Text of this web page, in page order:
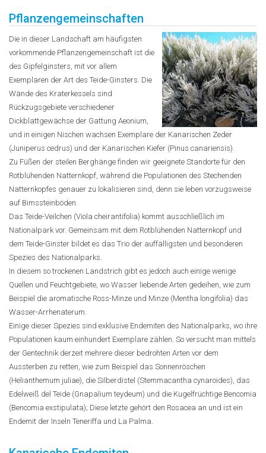
Pflanzengemeinschaften
Die in dieser Landschaft am häufigsten
vorkommende Pflanzengemeinschaft ist die
des Gipfelginsters, mit vor allem
Exemplaren der Art des Teide-Ginsters. Die
Wände des Kraterkessels sind
Rückzugsgebiete verschiedener
Dickblattgewächse der Gattung Aeonium,
und in einigen Nischen wachsen Exemplare der Kanarischen Zeder
(Juniperus cedrus) und der Kanarischen Kiefer (Pinus canariensis).
Zu Füßen der steilen Berghänge finden wir geeignete Standorte für den
Rotblühenden Natternkopf, während die Populationen des Stechenden
Natternkopfes genauer zu lokalisieren sind, denn sie leben vorzugsweise
auf Bimssteinböden.
Das Teide-Veilchen (Viola cheirantifolia) kommt ausschließlich im
Nationalpark vor. Gemeinsam mit dem Rotblühenden Natternkopf und
dem Teide-Ginster bildet es das Trio der auffälligsten und besonderen
Spezies des Nationalparks.
In diesem so trockenen Landstrich gibt es jedoch auch einige wenige
Quellen und Feuchtgebiete, wo Wasser liebende Arten gedeihen, wie zum
Beispiel die aromatische Ross-Minze und Minze (Mentha longifolia) das
Wasser-Arrhenaterum.
Einige dieser Spezies sind exklusive Endemiten des Nationalparks, wo ihre
Populationen kaum einhundert Exemplare zählen. So versucht man mittels
der Gentechnik derzeit mehrere dieser bedrohten Arten vor dem
Aussterben zu retten, wie zum Beispiel das Sonnenröschen
(Helianthemum juliae), die Silberdistel (Stemmacantha cynaroides), das
Edelweiß del Teide (Gnapalium teydeum) und die Kugelfrüchtige Bencomia
(Bencomia exstipulata); Diese letzte gehört den Rosacea an und ist ein
Endemit der Inseln Teneriffa und La Palma.